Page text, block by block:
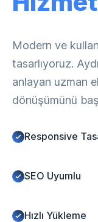
Modern ve
tasarlıyoruz.
anlayan uzman
dönüşümünü
Responsive
SEO Uyumlu
Hızlı Yükleme